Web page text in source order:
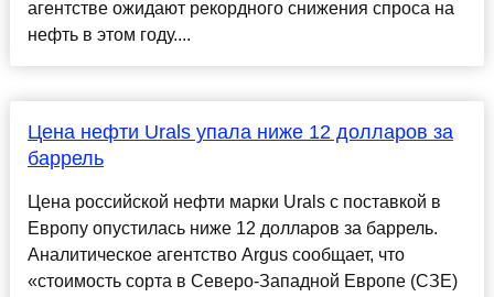
агентстве ожидают рекордного снижения спроса на
нефть в этом году....
Цена нефти Urals упала ниже 12 долларов за
баррель
Цена российской нефти марки Urals с поставкой в
Европу опустилась ниже 12 долларов за баррель.
Аналитическое агентство Argus сообщает, что
«стоимость сорта в Северо-Западной Европе (СЗЕ)